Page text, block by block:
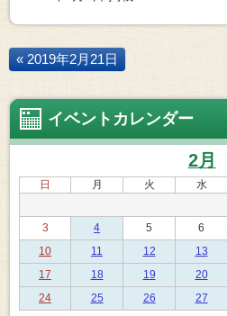
« 2019年2月21日
イベントカレンダー
2月
日 月 火 水
3
4 5 6
10
11 12 13
17
18 19 20
24
25 26 27